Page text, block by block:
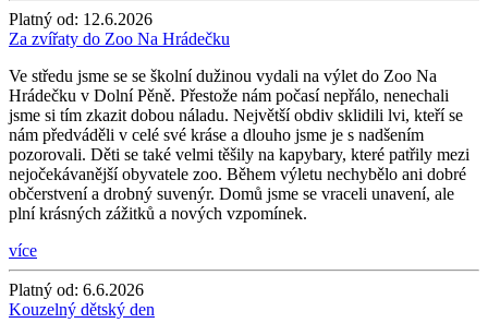
Platný od: 12.6.2026
Za zvířaty do Zoo Na Hrádečku
Ve středu jsme se se školní dužinou vydali na výlet do Zoo Na
Hrádečku v Dolní Pěně. Přestože nám počasí nepřálo, nenechali
jsme si tím zkazit dobou náladu. Největší obdiv sklidili lvi, kteří se
nám předváděli v celé své kráse a dlouho jsme je s nadšením
pozorovali. Děti se také velmi těšily na kapybary, které patřily mezi
nejočekávanější obyvatele zoo. Během výletu nechybělo ani dobré
občerstvení a drobný suvenýr. Domů jsme se vraceli unavení, ale
plní krásných zážitků a nových vzpomínek.
více
Platný od: 6.6.2026
Kouzelný dětský den